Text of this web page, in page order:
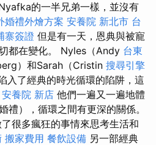
的一半兄弟一樣，並沒有
婚禮外燴方案 安養院 新北市 台
寨簽證 但是有一天，恩典與被寵
都在變化。 Nyles（Andy 台東
）和Sarah（Cristin 搜尋引擎
入了經典的時光循環的陷阱，這
安養院 新店 他們一遍又一遍地體
禮），循環之間有更深的關係。
很多瘋狂的事情來思考生活和
搬家費用 餐飲設備 另一部經典